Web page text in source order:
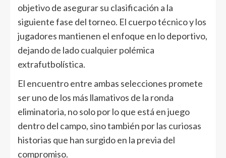
objetivo de asegurar su clasificación a la
siguiente fase del torneo. El cuerpo técnico y los
jugadores mantienen el enfoque en lo deportivo,
dejando de lado cualquier polémica
extrafutbolística.
El encuentro entre ambas selecciones promete
ser uno de los más llamativos de la ronda
eliminatoria, no solo por lo que está en juego
dentro del campo, sino también por las curiosas
historias que han surgido en la previa del
compromiso.